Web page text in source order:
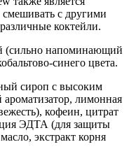
с другими
коктейли.
(сильно напоминающий
синего цвета.
сироп с высоким
лимонная
кофеин, цитрат
ЭДТА (для защиты
экстракт корня